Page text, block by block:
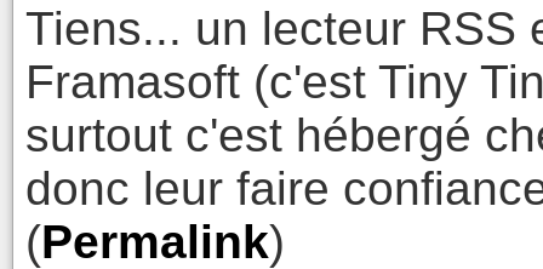
Tiens... un lecteur RSS
Framasoft (c'est Tiny
surtout c'est hébergé
donc leur faire
(Permalink)